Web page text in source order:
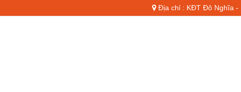
Địa chỉ : KĐT Đô Nghĩa -